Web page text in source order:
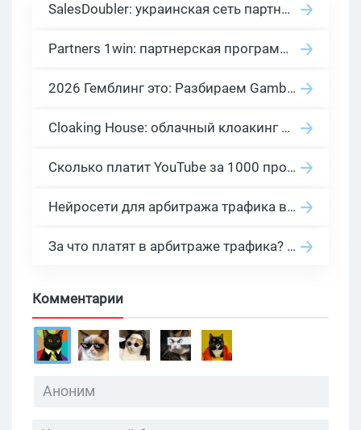
SalesDoubler: украинская сеть партнерских программ с оплатой за действие
Partners 1win: партнерская программа казино в нише гемблинг арбитраж
2026 Гемблинг это: Разбираем Gambling вертикаль, и все что связано с гемблинг и беттинг офферами
Cloaking House: облачный клоакинг для фильтрации ботов FB и Google Ads — гайд PHP-интеграции 2026
Сколько платит YouTube за 1000 просмотров в 2026: реальные цифры от 0.5 до 36 USD по ГЕО
Нейросети для арбитража трафика в 2026: инструменты, кейсы и AI-медиабайеры
За что платят в арбитраже трафика? 30 моделей оплаты в бурж и СНГ партнерках
Комментарии